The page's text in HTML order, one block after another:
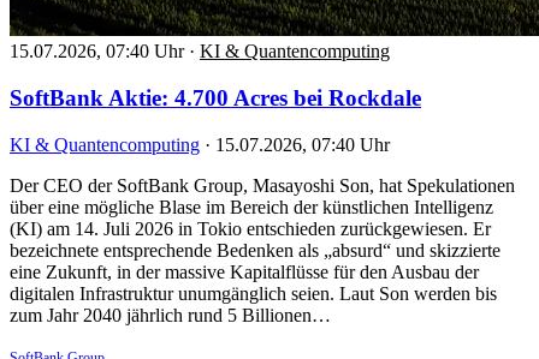
15.07.2026, 07:40 Uhr · KI & Quantencomputing
SoftBank Aktie: 4.700 Acres bei Rockdale
KI & Quantencomputing · 15.07.2026, 07:40 Uhr
Der CEO der SoftBank Group, Masayoshi Son, hat Spekulationen
über eine mögliche Blase im Bereich der künstlichen Intelligenz
(KI) am 14. Juli 2026 in Tokio entschieden zurückgewiesen. Er
bezeichnete entsprechende Bedenken als „absurd“ und skizzierte
eine Zukunft, in der massive Kapitalflüsse für den Ausbau der
digitalen Infrastruktur unumgänglich seien. Laut Son werden bis
zum Jahr 2040 jährlich rund 5 Billionen…